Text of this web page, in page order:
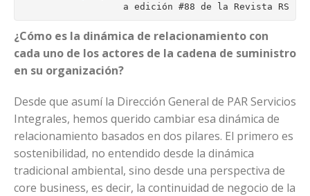
a edición #88 de la Revista RS
¿Cómo es la dinámica de relacionamiento con
cada uno de los actores de la cadena de suministro
en su organización?
Desde que asumí la Dirección General de PAR Servicios
Integrales, hemos querido cambiar esa dinámica de
relacionamiento basados en dos pilares. El primero es
sostenibilidad, no entendido desde la dinámica
tradicional ambiental, sino desde una perspectiva de
core business, es decir, la continuidad de negocio de la